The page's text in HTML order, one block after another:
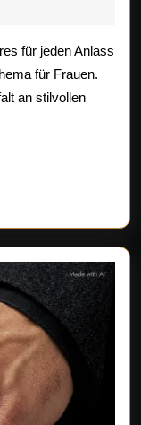
für jeden Anlass
für Frauen.
an stilvollen